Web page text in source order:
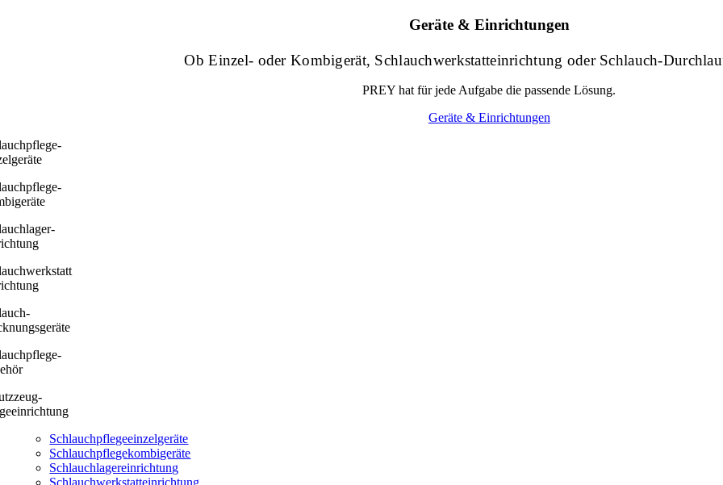
Geräte & Einrichtungen
Ob Einzel- oder Kombigerät, Schlauchwerkstatteinrichtung oder Schlauch-
PREY hat für jede Aufgabe die passende Lösung.
Geräte & Einrichtungen
Schlauchpflegeeinzelgeräte
Schlauchpflegekombigeräte
Schlauchlagereinrichtung
Schlauchwerkstatteinrichtung